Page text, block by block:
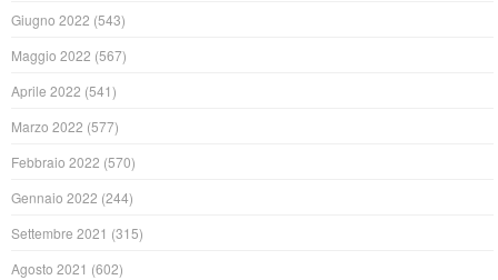
Giugno 2022 (543)
Maggio 2022 (567)
Aprile 2022 (541)
Marzo 2022 (577)
Febbraio 2022 (570)
Gennaio 2022 (244)
Settembre 2021 (315)
Agosto 2021 (602)